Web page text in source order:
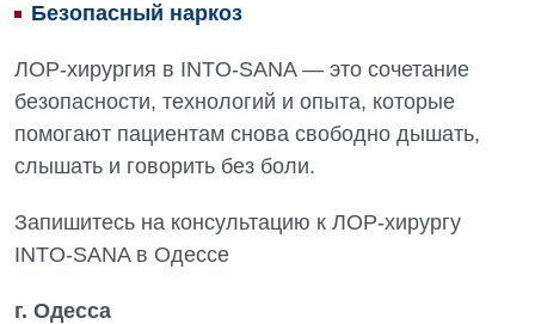
Безопасный наркоз
ЛОР-хирургия в INTO-SANA — это сочетание
безопасности, технологий и опыта, которые
помогают пациентам снова свободно дышать,
слышать и говорить без боли.
Запишитесь на консультацию к ЛОР-хирургу
INTO-SANA в Одессе
г. Одесса